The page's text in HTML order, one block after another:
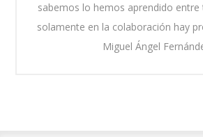
sabemos lo hemos aprendido entre
solamente en la colaboración hay
Miguel Ángel